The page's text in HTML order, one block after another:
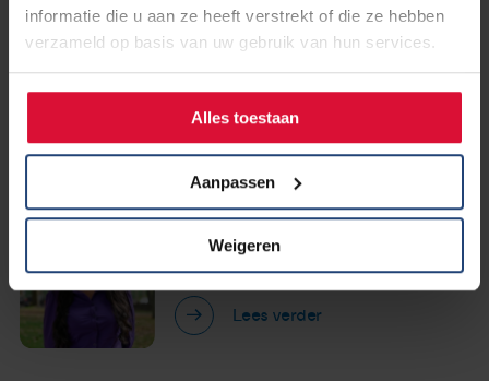
informatie die u aan ze heeft verstrekt of die ze hebben
verzameld op basis van uw gebruik van hun services.
Alles toestaan
Aanpassen
Weigeren
Annette Boersen
Lees verder
Diana van der Wende
Lees verder